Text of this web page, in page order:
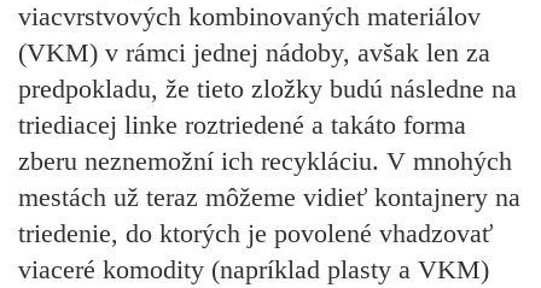
viacvrstvových kombinovaných materiálov
(VKM) v rámci jednej nádoby, avšak len za
predpokladu, že tieto zložky budú následne na
triediacej linke roztriedené a takáto forma
zberu neznemožní ich recykláciu. V mnohých
mestách už teraz môžeme vidieť kontajnery na
triedenie, do ktorých je povolené vhadzovať
viaceré komodity (napríklad plasty a VKM)